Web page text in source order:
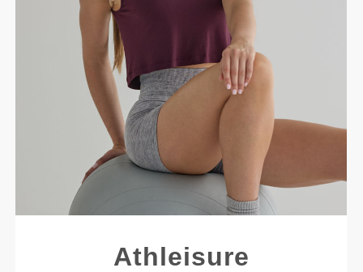
Athleisure